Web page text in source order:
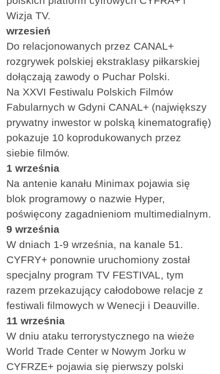
Wizja TV.
wrzesień
Do relacjonowanych przez CANAL+
rozgrywek polskiej ekstraklasy piłkarskiej
dołączają zawody o Puchar Polski.
Na XXVI Festiwalu Polskich Filmów
Fabularnych w Gdyni CANAL+ (największy
prywatny inwestor w polską kinematografię)
pokazuje 10 koprodukowanych przez
siebie filmów.
1 września
Na antenie kanału Minimax pojawia się
blok programowy o nazwie Hyper,
poświęcony zagadnieniom multimedialnym.
9 września
W dniach 1-9 września, na kanale 51.
CYFRY+ ponownie uruchomiony został
specjalny program TV FESTIVAL, tym
razem przekazujący całodobowe relacje z
festiwali filmowych w Wenecji i Deauville.
11 września
W dniu ataku terrorystycznego na wieże
World Trade Center w Nowym Jorku w
CYFRZE+ pojawia się pierwszy polski